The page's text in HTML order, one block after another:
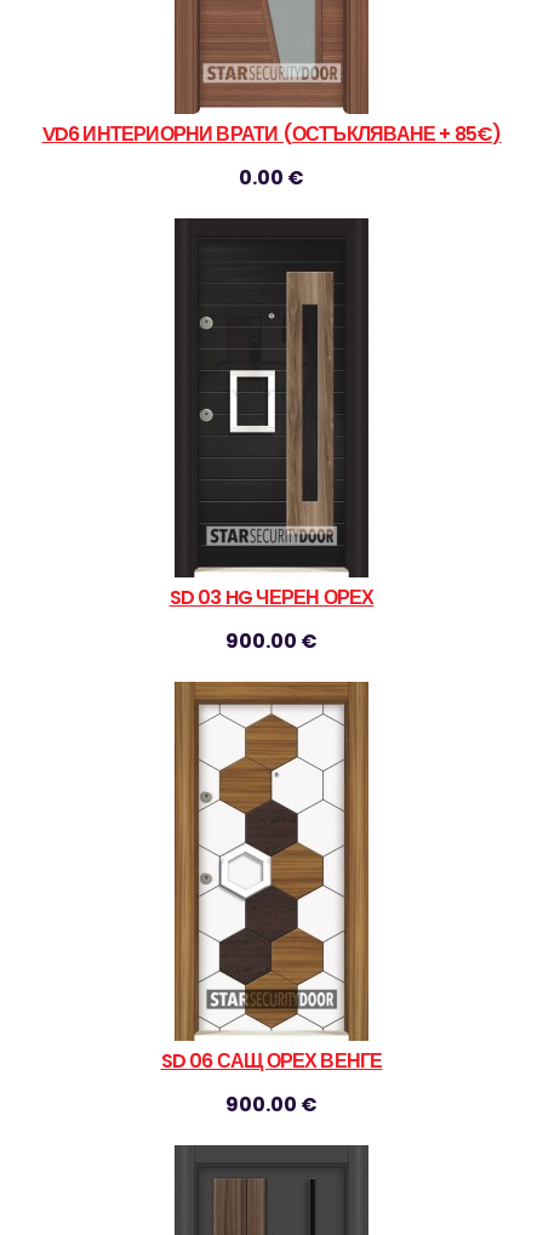
VD6 ИНТЕРИОРНИ ВРАТИ (ОСТЪКЛЯВАНЕ + 85€)
0.00 €
SD 03 HG ЧЕРЕН ОРЕХ
900.00 €
SD 06 САЩ ОРЕХ ВЕНГЕ
900.00 €